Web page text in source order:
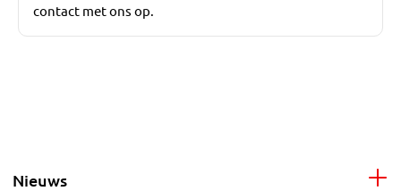
contact met ons op.
Nieuws